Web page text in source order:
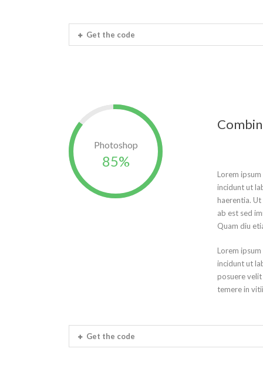
Get the code
Photoshop
85%
Lorem
incidunt ut
haerentia.
ab est sed
Quam diu
Lorem
incidunt ut
posuere
temere in
Get the code